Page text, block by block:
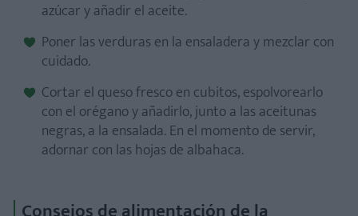
azúcar y añadir el aceite.
Poner las verduras en la ensaladera y mezclar con
cuidado.
Cortar el queso fresco en cubitos, espolvorearlo
con el orégano y añadirlo, junto a las aceitunas
negras, a la ensalada. En el momento de servir,
adornar con las hojas de albahaca.